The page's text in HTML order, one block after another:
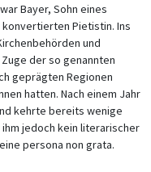
Bayer, Sohn eines
Pietistin. Ins
und
der so genannten
geprägten Regionen
hatten. Nach einem Jahr
kehrte bereits wenige
jedoch kein literarischer
persona non grata.